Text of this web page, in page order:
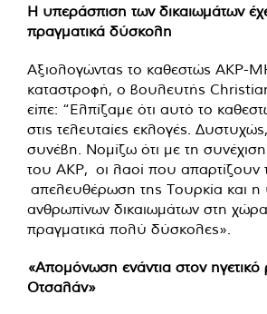
Η υπεράσπιση των δικαιωμάτων
πραγματικά δύσκολη
Αξιολογώντας το καθεστώς AKP-
καταστροφή, ο βουλευτής
είπε: “Ελπίζαμε ότι αυτό το
στις τελευταίες εκλογές.
συνέβη. Νομίζω ότι με τη
του AKP, οι λαοί που απαρτίζουν
απελευθέρωση της Τουρκία και
ανθρωπίνων δικαιωμάτων στη χώρα
πραγματικά πολύ δύσκολες».
«Απομόνωση ενάντια στον
Οτσαλάν»